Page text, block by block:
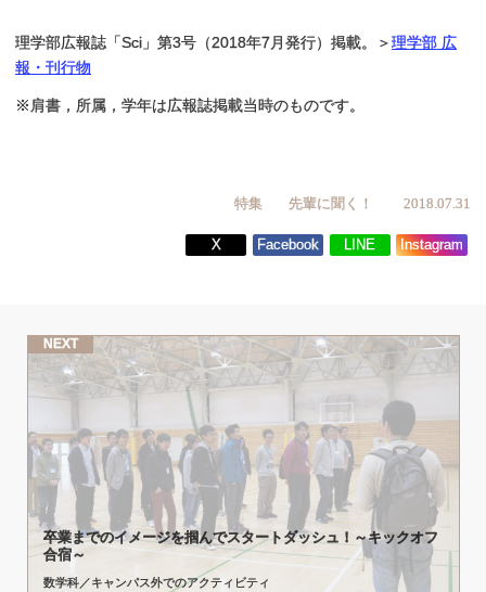
理学部広報誌「Sci」第3号（2018年7月発行）掲載。＞理学部 広
報・刊行物
※肩書，所属，学年は広報誌掲載当時のものです。
特集 先輩に聞く！ 2018.07.31
X Facebook LINE Instagram
NEXT
卒業までのイメージを掴んでスタートダッシュ！ ～キックオフ
合宿～
数学科／キャンパス外でのアクティビティ